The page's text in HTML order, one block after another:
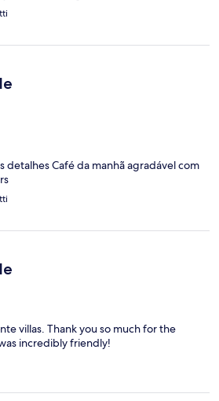
detalhes Café da manhã agradável com
villas. Thank you so much for the
incredibly friendly!